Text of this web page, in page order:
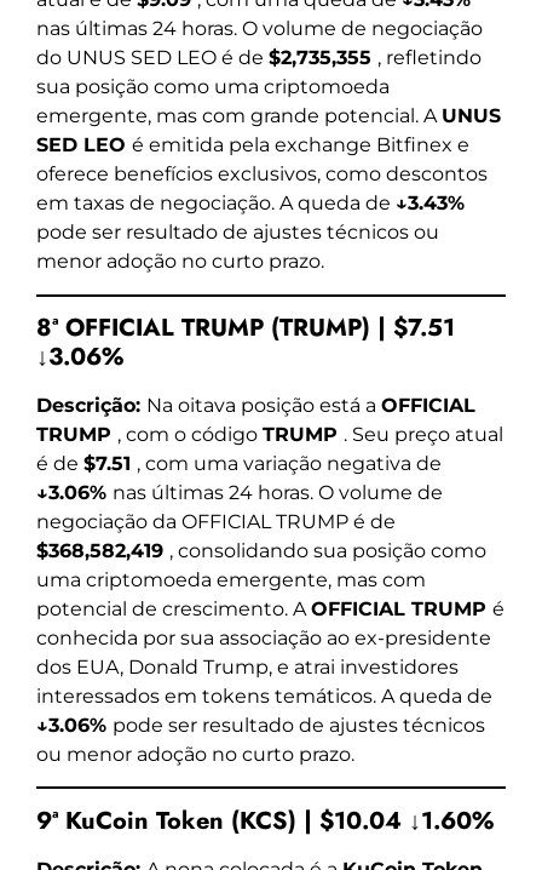
nas últimas 24 horas. O volume de negociação
do UNUS SED LEO é de $2,735,355 , refletindo
sua posição como uma criptomoeda
emergente, mas com grande potencial. A UNUS
SED LEO é emitida pela exchange Bitfinex e
oferece benefícios exclusivos, como descontos
em taxas de negociação. A queda de ↓3.43%
pode ser resultado de ajustes técnicos ou
menor adoção no curto prazo.
8ª OFFICIAL TRUMP (TRUMP) | $7.51
↓3.06%
Descrição: Na oitava posição está a OFFICIAL
TRUMP , com o código TRUMP . Seu preço atual
é de $7.51 , com uma variação negativa de
↓3.06% nas últimas 24 horas. O volume de
negociação da OFFICIAL TRUMP é de
$368,582,419 , consolidando sua posição como
uma criptomoeda emergente, mas com
potencial de crescimento. AOFFICIAL TRUMP é
conhecida por sua associação ao ex-presidente
dos EUA, Donald Trump, e atrai investidores
interessados em tokens temáticos. A queda de
↓3.06% pode ser resultado de ajustes técnicos
ou menor adoção no curto prazo.
9ª KuCoin Token (KCS) | $10.04 ↓1.60%